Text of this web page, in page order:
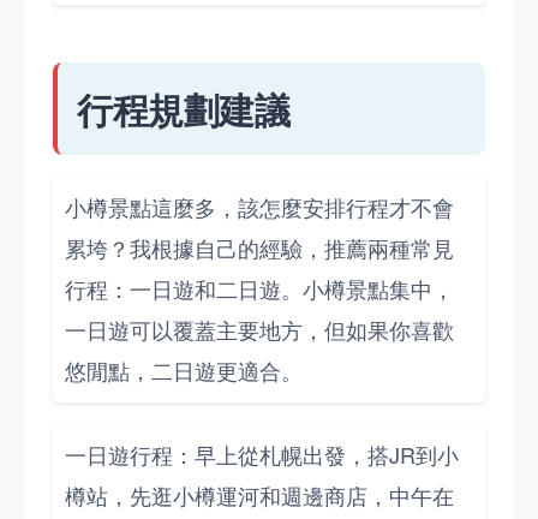
行程規劃建議
小樽景點這麼多，該怎麼安排行程才不會
累垮？我根據自己的經驗，推薦兩種常見
行程：一日遊和二日遊。小樽景點集中，
一日遊可以覆蓋主要地方，但如果你喜歡
悠閒點，二日遊更適合。
一日遊行程：早上從札幌出發，搭JR到小
樽站，先逛小樽運河和週邊商店，中午在